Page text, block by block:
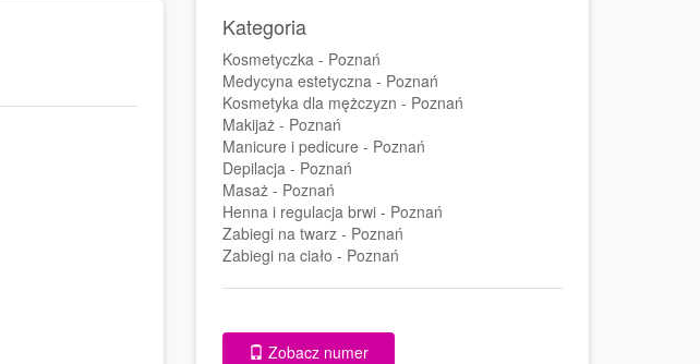
Kategoria
Kosmetyczka - Poznań
Medycyna estetyczna - Poznań
Kosmetyka dla mężczyzn - Poznań
Makijaż - Poznań
Manicure i pedicure - Poznań
Depilacja - Poznań
Masaż - Poznań
Henna i regulacja brwi - Poznań
Zabiegi na twarz - Poznań
Zabiegi na ciało - Poznań
Zobacz numer